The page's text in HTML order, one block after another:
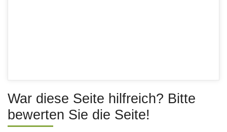
War diese Seite hilfreich? Bitte
bewerten Sie die Seite!